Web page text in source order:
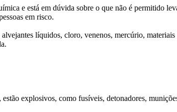
e está em dúvida sobre o que não é permitido
em risco.
líquidos, cloro, venenos, mercúrio,
, estão explosivos, como fusíveis, detonadores,